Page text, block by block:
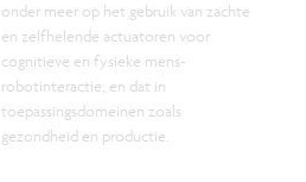
onder meer op het gebruik van zachte
en zelfhelende actuatoren voor
cognitieve en fysieke mens-
robotinteractie, en dat in
toepassingsdomeinen zoals
gezondheid en productie.